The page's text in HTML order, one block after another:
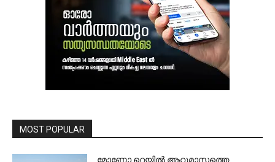
MOST POPULAR
മോണോ റെയില്‍ ആറുമാസത്തെ